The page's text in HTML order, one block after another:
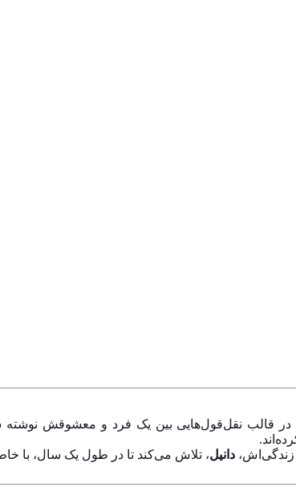
قالب نقل‌قول‌هایی بین یک فرد و معشوقش نوشته
دانیل، تلاش می‌کند تا در طول یک سال، با